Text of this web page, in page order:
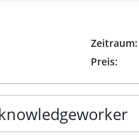
Zeitraum:
Preis: